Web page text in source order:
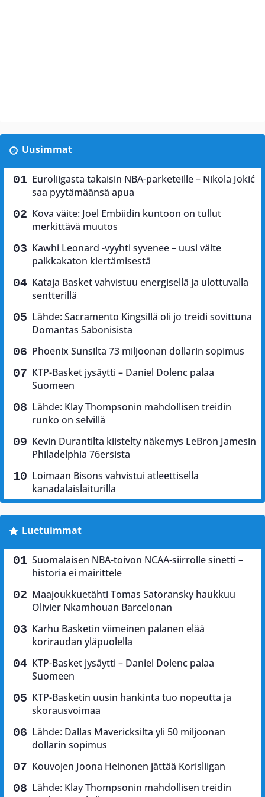
Uusimmat
Euroliigasta takaisin NBA-parketeille – Nikola Jokić
saa pyytämäänsä apua
Kova väite: Joel Embiidin kuntoon on tullut
merkittävä muutos
Kawhi Leonard -vyyhti syvenee – uusi väite
palkkakaton kiertämisestä
Kataja Basket vahvistuu energisellä ja ulottuvalla
sentterillä
Lähde: Sacramento Kingsillä oli jo treidi sovittuna
Domantas Sabonisista
Phoenix Sunsilta 73 miljoonan dollarin sopimus
KTP-Basket jysäytti – Daniel Dolenc palaa
Suomeen
Lähde: Klay Thompsonin mahdollisen treidin
runko on selvillä
Kevin Durantilta kiistelty näkemys LeBron Jamesin
Philadelphia 76ersista
Loimaan Bisons vahvistui atleettisella
kanadalaislaiturilla
Luetuimmat
Suomalaisen NBA-toivon NCAA-siirrolle sinetti –
historia ei mairittele
Maajoukkuetähti Tomas Satoransky haukkuu
Olivier Nkamhouan Barcelonan
Karhu Basketin viimeinen palanen elää
koriraudan yläpuolella
KTP-Basket jysäytti – Daniel Dolenc palaa
Suomeen
KTP-Basketin uusin hankinta tuo nopeutta ja
skorausvoimaa
Lähde: Dallas Mavericksilta yli 50 miljoonan
dollarin sopimus
Kouvojen Joona Heinonen jättää Korisliigan
Lähde: Klay Thompsonin mahdollisen treidin